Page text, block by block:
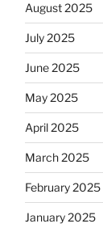
August 2025
July 2025
June 2025
May 2025
April 2025
March 2025
February 2025
January 2025